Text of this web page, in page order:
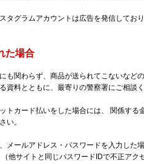
タグラムアカウントは広告を発信しており
た場合
も関わらず、商品が送られてこないなど
資料とともに、最寄りの警察署にご相談く
トカード払いをした場合には、 関係する
い。
メールアドレス・パスワードを入力した
他サイトと同じパスワードIDで不正アク